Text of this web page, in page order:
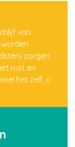
van
zorgen
rust en
het zelf, u